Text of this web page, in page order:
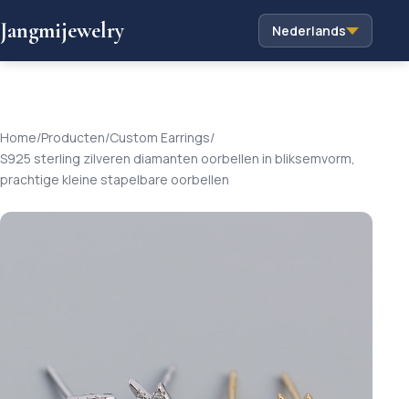
Jangmijewelry Nederlands
Home/Producten/Custom Earrings/
S925 sterling zilveren diamanten oorbellen in bliksemvorm,
prachtige kleine stapelbare oorbellen